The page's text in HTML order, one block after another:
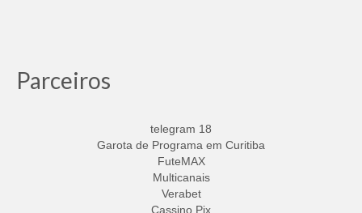
Parceiros
telegram 18
Garota de Programa em Curitiba
FuteMAX
Multicanais
Verabet
Cassino Pix